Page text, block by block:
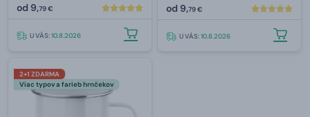
od 9,79 €
U VÁS:10.8.2026
od 9,79 €
U VÁS:10.8.2026
2+1 ZDARMA
Viac typov a farieb hrnčekov